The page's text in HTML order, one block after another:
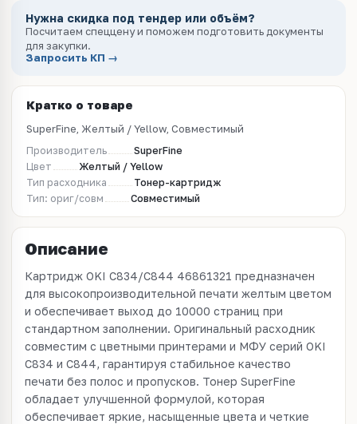
Нужна скидка под тендер или объём?
Посчитаем спеццену и поможем подготовить документы
для закупки.
Запросить КП →
Кратко о товаре
SuperFine, Желтый / Yellow, Совместимый
Производитель
SuperFine
Цвет
Желтый / Yellow
Тип расходника
Тонер-картридж
Тип: ориг/совм
Совместимый
Описание
Картридж OKI C834/C844 46861321 предназначен
для высокопроизводительной печати желтым цветом
и обеспечивает выход до 10000 страниц при
стандартном заполнении. Оригинальный расходник
совместим с цветными принтерами и МФУ серий OKI
C834 и C844, гарантируя стабильное качество
печати без полос и пропусков. Тонер SuperFine
обладает улучшенной формулой, которая
обеспечивает яркие, насыщенные цвета и четкие